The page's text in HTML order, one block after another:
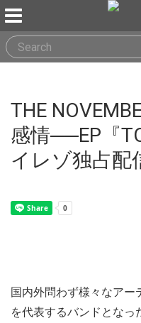
THE
感情──EP『
イレゾ独占配
国内外問わず様々なアー
を代表するバンドとなっ